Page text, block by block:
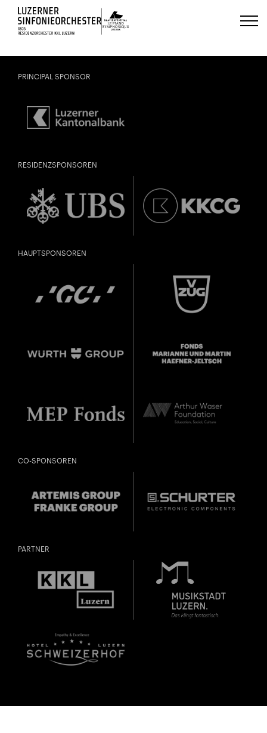
Luzerns Klavierfestival «Le Piano
PRINCIPAL SPONSOR
RESIDENZSPONSOREN
HAUPTSPONSOREN
CO-SPONSOREN
PARTNER